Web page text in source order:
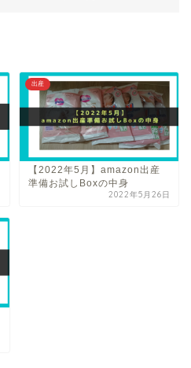
出産
【2022年5月】amazon出産
準備お試しBoxの中身
2022年5月26日